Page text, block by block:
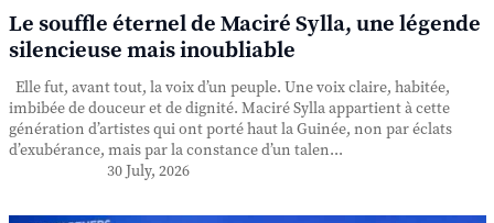
Le souffle éternel de Maciré Sylla, une légende
silencieuse mais inoubliable
Elle fut, avant tout, la voix d’un peuple. Une voix claire, habitée,
imbibée de douceur et de dignité. Maciré Sylla appartient à cette
génération d’artistes qui ont porté haut la Guinée, non par éclats
d’exubérance, mais par la constance d’un talen...
30 July, 2026